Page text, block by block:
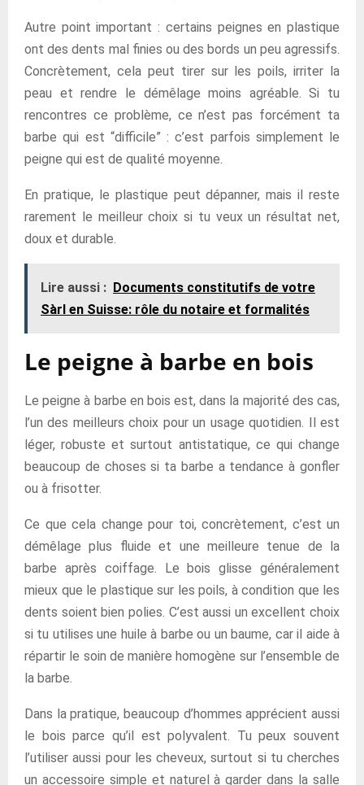
Autre point important : certains peignes en plastique
ont des dents mal finies ou des bords un peu agressifs.
Concrètement, cela peut tirer sur les poils, irriter la
peau et rendre le démêlage moins agréable. Si tu
rencontres ce problème, ce n’est pas forcément ta
barbe qui est “difficile” : c’est parfois simplement le
peigne qui est de qualité moyenne.
En pratique, le plastique peut dépanner, mais il reste
rarement le meilleur choix si tu veux un résultat net,
doux et durable.
Lire aussi : Documents constitutifs de votre
Sàrl en Suisse: rôle du notaire et formalités
Le peigne à barbe en bois
Le peigne à barbe en bois est, dans la majorité des cas,
l’un des meilleurs choix pour un usage quotidien. Il est
léger, robuste et surtout antistatique, ce qui change
beaucoup de choses si ta barbe a tendance à gonfler
ou à frisotter.
Ce que cela change pour toi, concrètement, c’est un
démêlage plus fluide et une meilleure tenue de la
barbe après coiffage. Le bois glisse généralement
mieux que le plastique sur les poils, à condition que les
dents soient bien polies. C’est aussi un excellent choix
si tu utilises une huile à barbe ou un baume, car il aide à
répartir le soin de manière homogène sur l’ensemble de
la barbe.
Dans la pratique, beaucoup d’hommes apprécient aussi
le bois parce qu’il est polyvalent. Tu peux souvent
l’utiliser aussi pour les cheveux, surtout si tu cherches
un accessoire simple et naturel à garder dans la salle